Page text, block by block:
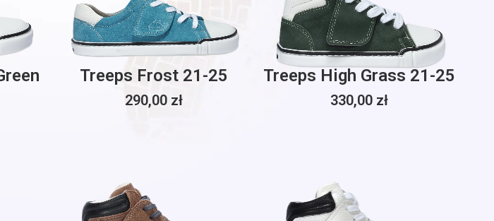
Treeps Frost 21-25
290,00 zł
Treeps High Grass 21-25
330,00 zł